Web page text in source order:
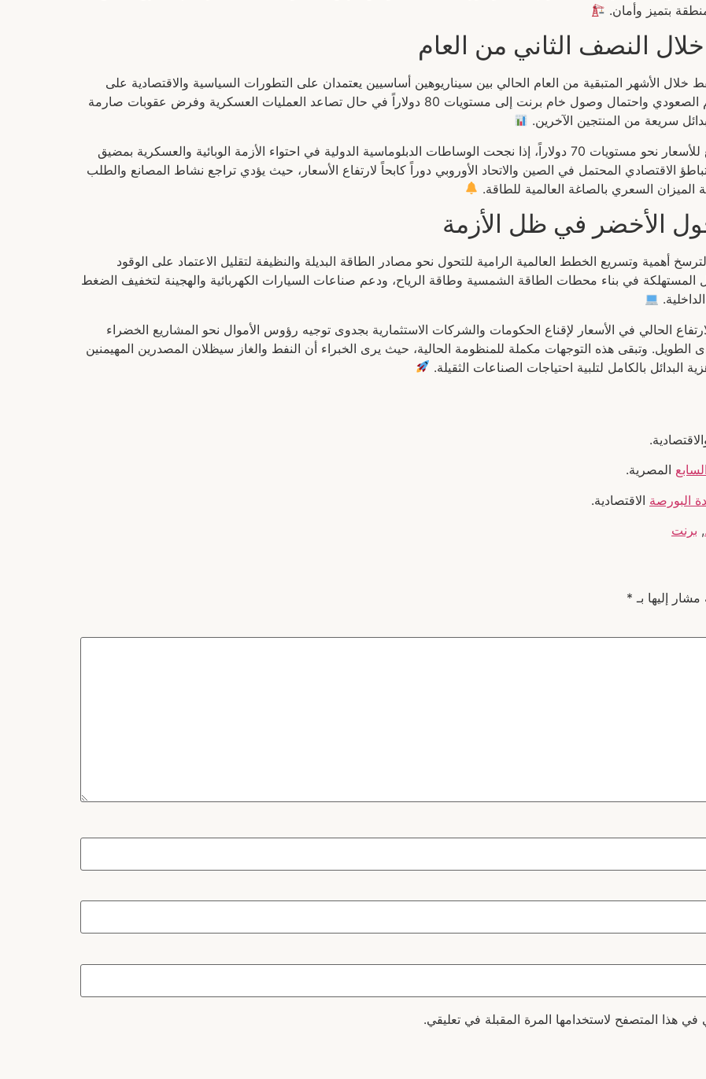
بتميز وأمان.
النصف الثاني من العام
خلال الأشهر المتبقية من العام الحالي بين سيناريوهين أساسيين يعتمدان على التطورات السياسية والاقتصادية على
الساحة الدولية. ويتوقع السيناريو الأول استمرار الزخم الصعودي واحتمال وصول خام برنت إلى مستويات 80 دولاراً في حال تصاعد العمليات العسكرية وفرض عقوبات صارمة
سريعة من المنتجين الآخرين.
أما السيناريو الثاني، فيرجح حدوث هدوء نسبي وتراجع للأسعار نحو مستويات 70 دولاراً، إذا نجحت الوساطات الدبلوماسية الدولية في احتواء الأزمة الوبائية والعسكرية بمضيق
الاقتصادي المحتمل في الصين والاتحاد الأوروبي دوراً كابحاً لارتفاع الأسعار، حيث يؤدي تراجع نشاط المصانع والطلب
السعري بالصاغة العالمية للطاقة.
الأخضر في ظل الأزمة
أهمية وتسريع الخطط العالمية الرامية للتحول نحو مصادر الطاقة البديلة والنظيفة لتقليل الاعتماد على الوقود
المستهلكة في بناء محطات الطاقة الشمسية وطاقة الرياح، ودعم صناعات السيارات الكهربائية والهجينة لتخفيف الضغط
الحالي في الأسعار لإقناع الحكومات والشركات الاستثمارية بجدوى توجيه رؤوس الأموال نحو المشاريع الخضراء
الطويل. وتبقى هذه التوجهات مكملة للمنظومة الحالية، حيث يرى الخبراء أن النفط والغاز سيظلان المصدرين المهيمنين
بالكامل لتلبية احتياجات الصناعات الثقيلة.
المصرية.
البورصة الاقتصادية.
, برنت
مشار إليها بـ *
في هذا المتصفح لاستخدامها المرة المقبلة في تعليقي.